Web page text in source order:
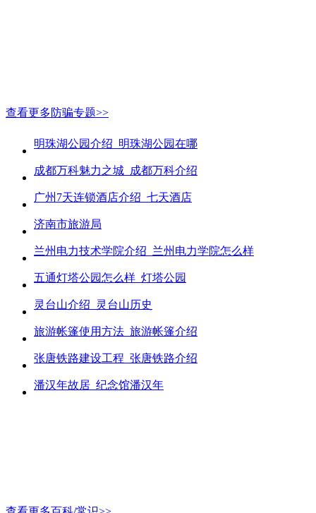
查看更多防骗专题>>
明珠湖公园介绍_明珠湖公园在哪
成都万科魅力之城_成都万科介绍
广州7天连锁酒店介绍_七天酒店
济南市旅游局
兰州电力技术学院介绍_兰州电力学院怎么样
五通灯塔公园怎么样_灯塔公园
灵台山介绍_灵台山历史
旅游帐篷使用方法_旅游帐篷介绍
张唐铁路建设工程_张唐铁路介绍
潘汉年故居_纪念馆潘汉年